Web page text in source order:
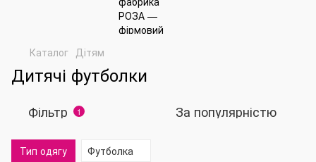
Каталог Дітям
Дитячі футболки
Фільтр 1 За популярністю
Тип одягу Футболка